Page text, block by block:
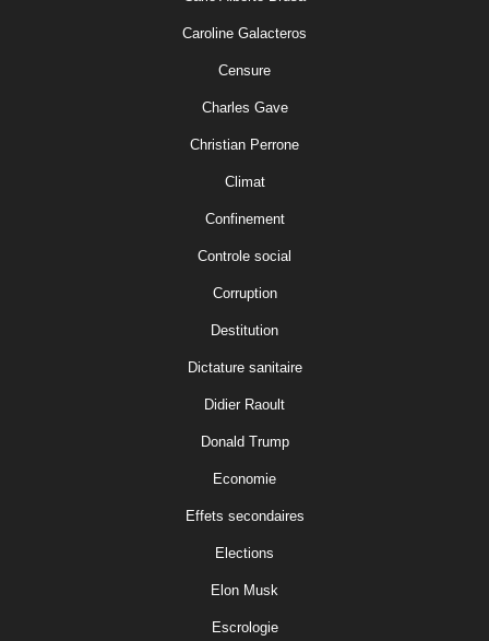
Caroline Galacteros
Censure
Charles Gave
Christian Perrone
Climat
Confinement
Controle social
Corruption
Destitution
Dictature sanitaire
Didier Raoult
Donald Trump
Economie
Effets secondaires
Elections
Elon Musk
Escrologie